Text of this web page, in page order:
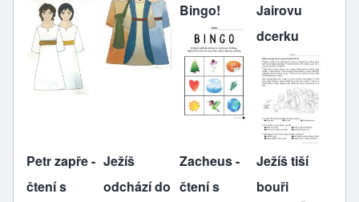
Bingo!
Jairovu
dcerku
Petr zapře -
čtení s
Ježíš
odchází do
Zacheus -
čtení s
Ježíš tiší
bouři